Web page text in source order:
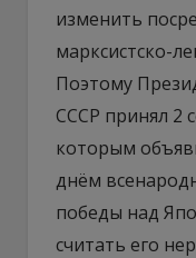
изменить
марксистско-
Поэтому
СССР принял 2
которым
днём
победы над
считать его